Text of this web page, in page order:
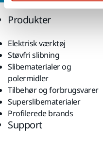
Produkter
Elektrisk værktøj
Støvfri slibning
Slibematerialer og
polermidler
Tilbehør og forbrugsvarer
Superslibematerialer
Profilerede brands
Support